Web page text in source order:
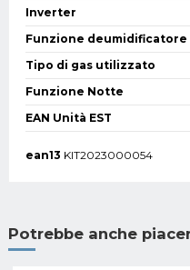
Inverter
Funzione deumidificatore
Tipo di gas utilizzato
Funzione Notte
EAN Unità EST
ean13 KIT2023000054
Potrebbe anche